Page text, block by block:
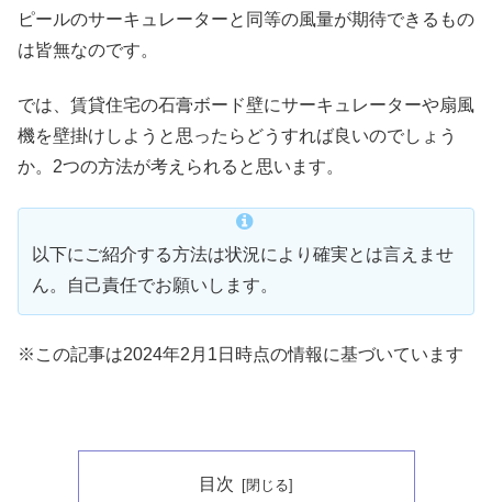
ピールのサーキュレーターと同等の風量が期待できるもの
は皆無なのです。
では、賃貸住宅の石膏ボード壁にサーキュレーターや扇風
機を壁掛けしようと思ったらどうすれば良いのでしょう
か。2つの方法が考えられると思います。
以下にご紹介する方法は状況により確実とは言えませ
ん。自己責任でお願いします。
※この記事は2024年2月1日時点の情報に基づいています
目次